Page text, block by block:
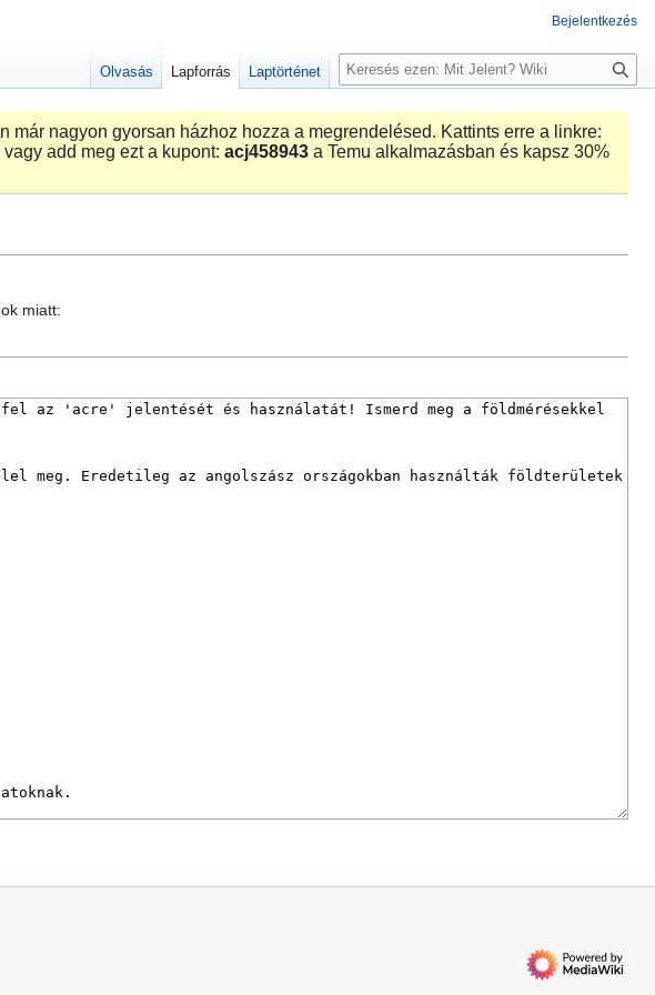
már nagyon gyorsan házhoz hozza a megrendelésed. Kattints erre a linkre:
add meg ezt a kupont: acj458943 a Temu alkalmazásban és kapsz 30%
miatt:
Bejelentkezés
Olvasás Lapforrás Laptörténet
K
e
r
e
s
é